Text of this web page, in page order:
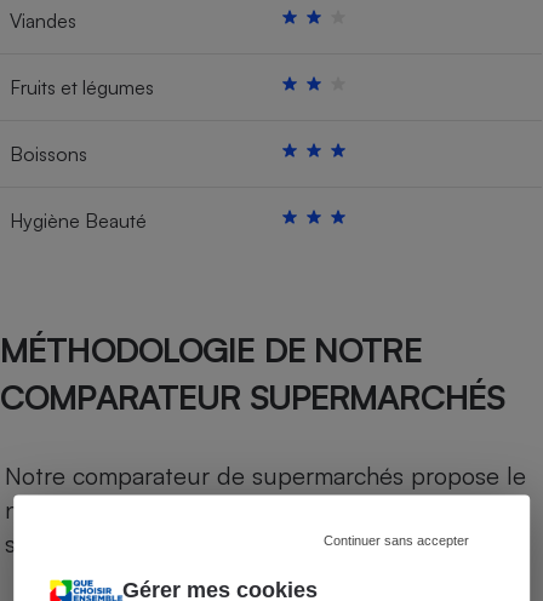
Gérer mes cookies
Continuer sans accepter
Viandes
Fruits et légumes
Boissons
Hygiène Beauté
MÉTHODOLOGIE DE NOTRE
COMPARATEUR SUPERMARCHÉS
Notre comparateur de supermarchés propose le
niveau de prix des supermarchés, géolocalisés
sur le territoire français.